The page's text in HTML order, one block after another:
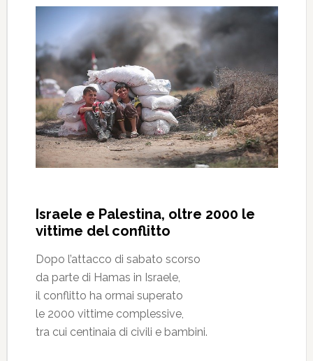
Israele e Palestina, oltre 2000 le
vittime del conflitto
Dopo l’attacco di sabato scorso
da parte di Hamas in Israele,
il conflitto ha ormai superato
le 2000 vittime complessive,
tra cui centinaia di civili e bambini.